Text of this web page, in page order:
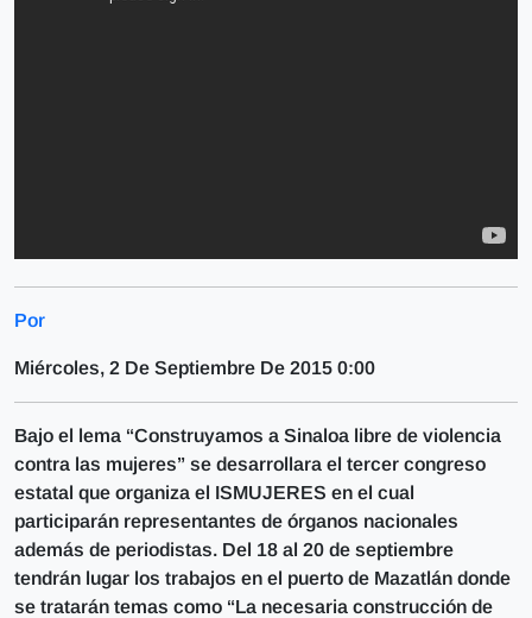
Por
Miércoles, 2 De Septiembre De 2015 0:00
Bajo el lema “Construyamos a Sinaloa libre de violencia
contra las mujeres” se desarrollara el tercer congreso
estatal que organiza el ISMUJERES en el cual
participarán representantes de órganos nacionales
además de periodistas. Del 18 al 20 de septiembre
tendrán lugar los trabajos en el puerto de Mazatlán donde
se tratarán temas como “La necesaria construcción de